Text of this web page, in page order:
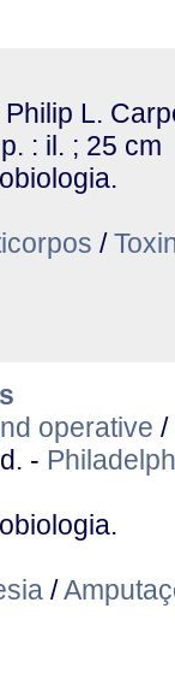
Philip L.
: il. ; 25 cm
/
operative /
-
/